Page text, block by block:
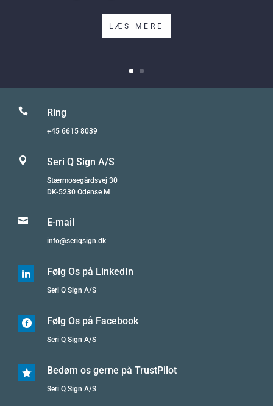
LÆS MERE
 Ring
+45 6615 8039
 Seri Q Sign A/S
Stærmosegårdsvej 30
DK-5230 Odense M
 E-mail
info@seriqsign.dk
 Følg Os på LinkedIn
Seri Q Sign A/S
 Følg Os på Facebook
Seri Q Sign A/S
 Bedøm os gerne på TrustPilot
Seri Q Sign A/S